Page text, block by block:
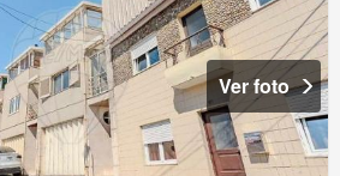
Ver foto